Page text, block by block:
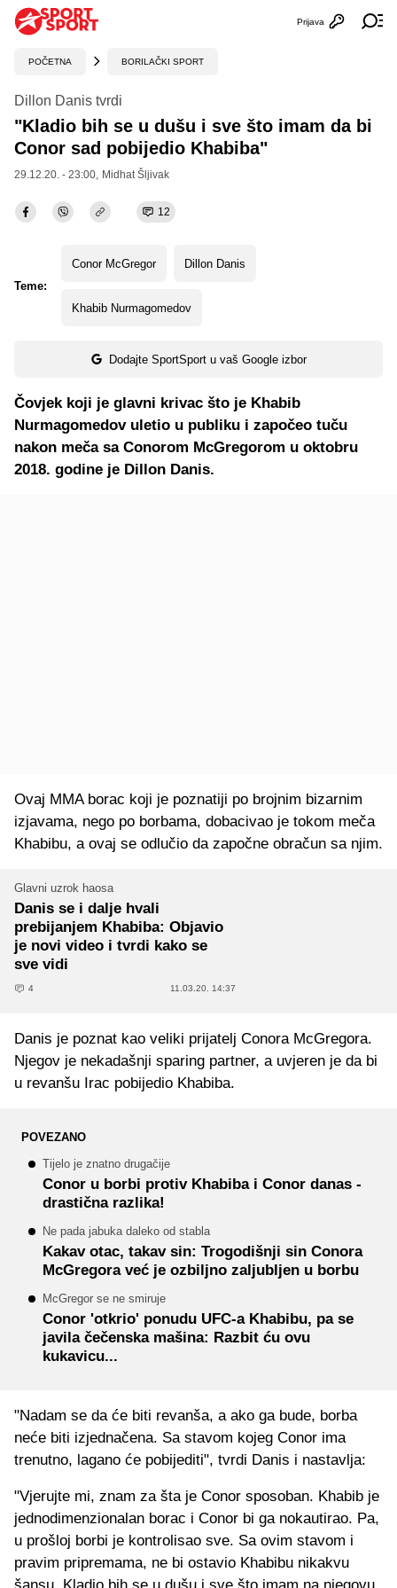
Otvori
Prijava
POČETNA BORILAČKI SPORT
Dillon Danis tvrdi
"Kladio bih se u dušu i sve što imam da bi
Conor sad pobijedio Khabiba"
29.12.20. - 23:00, Midhat Šljivak
12
Teme:
Conor McGregor Dillon Danis
Khabib Nurmagomedov
Dodajte SportSport u vaš Google izbor
Čovjek koji je glavni krivac što je Khabib
Nurmagomedov uletio u publiku i započeo tuču
nakon meča sa Conorom McGregorom u oktobru
2018. godine je Dillon Danis.
Ovaj MMA borac koji je poznatiji po brojnim bizarnim
izjavama, nego po borbama, dobacivao je tokom meča
Khabibu, a ovaj se odlučio da započne obračun sa njim.
Glavni uzrok haosa
Danis se i dalje hvali
prebijanjem Khabiba: Objavio
je novi video i tvrdi kako se
sve vidi
4 11.03.20. 14:37
Danis je poznat kao veliki prijatelj Conora McGregora.
Njegov je nekadašnji sparing partner, a uvjeren je da bi
u revanšu Irac pobijedio Khabiba.
POVEZANO
Tijelo je znatno drugačije
Conor u borbi protiv Khabiba i Conor danas -
drastična razlika!
Ne pada jabuka daleko od stabla
Kakav otac, takav sin: Trogodišnji sin Conora
McGregora već je ozbiljno zaljubljen u borbu
McGregor se ne smiruje
Conor 'otkrio' ponudu UFC-a Khabibu, pa se
javila čečenska mašina: Razbit ću ovu
kukavicu...
"Nadam se da će biti revanša, a ako ga bude, borba
neće biti izjednačena. Sa stavom kojeg Conor ima
trenutno, lagano će pobijediti", tvrdi Danis i nastavlja:
"Vjerujte mi, znam za šta je Conor sposoban. Khabib je
jednodimenzionalan borac i Conor bi ga nokautirao. Pa,
u prošloj borbi je kontrolisao sve. Sa ovim stavom i
pravim pripremama, ne bi ostavio Khabibu nikakvu